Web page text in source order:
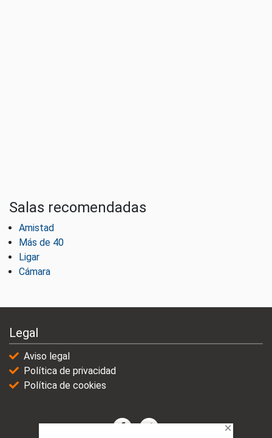
Salas recomendadas
Amistad
Más de 40
Ligar
Cámara
Legal
Aviso legal
Política de privacidad
Política de cookies